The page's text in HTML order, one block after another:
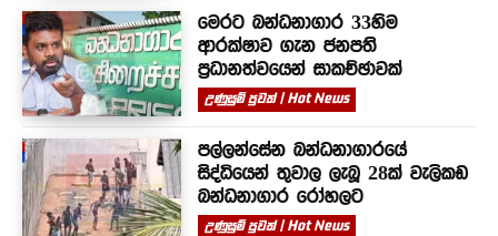
මෙරට බන්ධනාගාර 33හිම
ආරක්ෂාව ගැන ජනපති
ප්‍රධානත්වයෙන් සාකච්ඡාවක්
උණුසුම් පුවත් | Hot News
පල්ලන්සේන බන්ධනාගාරයේ
සිද්ධියෙන් තුවාල ලැබූ 28ක් වැලිකඩ
බන්ධනාගාර රෝහලට
උණුසුම් පුවත් | Hot News